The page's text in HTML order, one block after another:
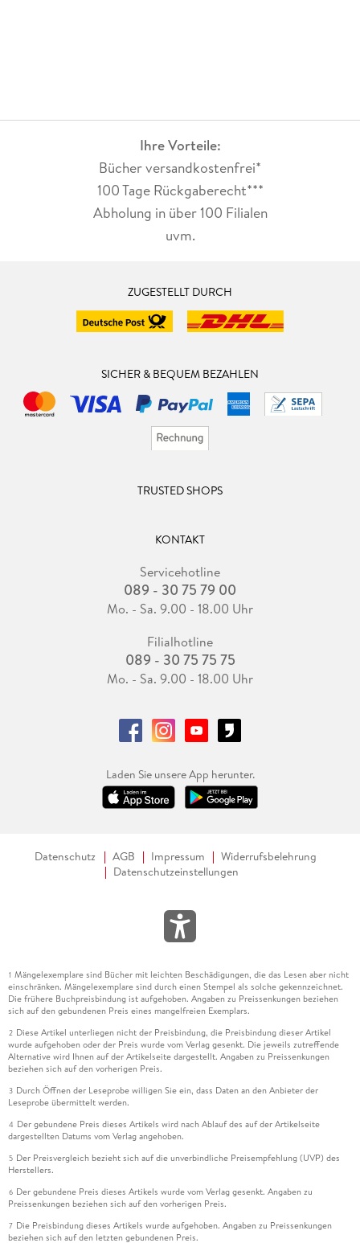
Ihre Vorteile:
Bücher versandkostenfrei*
100 Tage Rückgaberecht***
Abholung in über 100 Filialen
uvm.
ZUGESTELLT DURCH
SICHER & BEQUEM BEZAHLEN
TRUSTED SHOPS
KONTAKT
Servicehotline
089 - 30 75 79 00
Mo. - Sa. 9.00 - 18.00 Uhr
Filialhotline
089 - 30 75 75 75
Mo. - Sa. 9.00 - 18.00 Uhr
Laden Sie unsere App herunter.
Datenschutz AGB Impressum
Widerrufsbelehrung
Datenschutzeinstellungen
1 Mängelexemplare sind Bücher mit leichten Beschädigungen, die das Lesen aber nicht
einschränken. Mängelexemplare sind durch einen Stempel als solche gekennzeichnet.
Die frühere Buchpreisbindung ist aufgehoben. Angaben zu Preissenkungen beziehen
sich auf den gebundenen Preis eines mangelfreien Exemplars.
2 Diese Artikel unterliegen nicht der Preisbindung, die Preisbindung dieser Artikel
wurde aufgehoben oder der Preis wurde vom Verlag gesenkt. Die jeweils zutreffende
Alternative wird Ihnen auf der Artikelseite dargestellt. Angaben zu Preissenkungen
beziehen sich auf den vorherigen Preis.
3 Durch Öffnen der Leseprobe willigen Sie ein, dass Daten an den Anbieter der
Leseprobe übermittelt werden.
4 Der gebundene Preis dieses Artikels wird nach Ablauf des auf der Artikelseite
dargestellten Datums vom Verlag angehoben.
5 Der Preisvergleich bezieht sich auf die unverbindliche Preisempfehlung (UVP) des
Herstellers.
6 Der gebundene Preis dieses Artikels wurde vom Verlag gesenkt. Angaben zu
Preissenkungen beziehen sich auf den vorherigen Preis.
7 Die Preisbindung dieses Artikels wurde aufgehoben. Angaben zu Preissenkungen
beziehen sich auf den letzten gebundenen Preis.